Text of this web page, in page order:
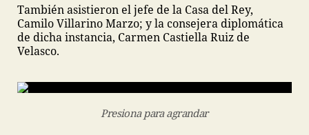
También asistieron el jefe de la Casa del Rey,
Camilo Villarino Marzo; y la consejera diplomática
de dicha instancia, Carmen Castiella Ruiz de
Velasco.
Presiona para agrandar